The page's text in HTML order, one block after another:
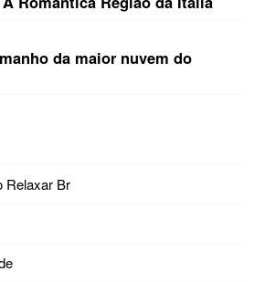
da maior nuvem do
Relaxar Br